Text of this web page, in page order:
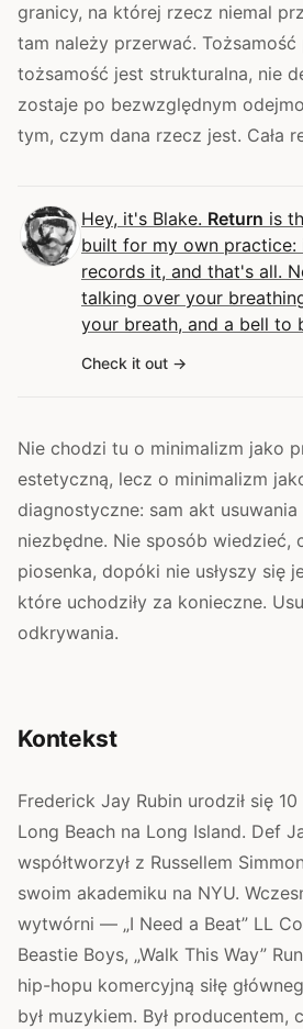
granicy, na której rzecz niemal
tam należy przerwać.
tożsamość jest strukturalna, nie
zostaje po bezwzględnym
tym, czym dana rzecz jest. Cała
Hey, it's Blake. Return is
built for my own practice:
records it, and that's all.
talking over your
your breath, and a bell to
Check it out
Nie chodzi tu o minimalizm jako
estetyczną, lecz o minimalizm
diagnostyczne: sam akt usuwania
niezbędne. Nie sposób wiedzieć,
piosenka, dopóki nie usłyszy się
które uchodziły za konieczne.
odkrywania.
Kontekst
Frederick Jay Rubin urodził się
Long Beach na Long Island. Def
współtworzył z Russellem
swoim akademiku na NYU.
wytwórni — „I Need a Beat” LL
Beastie Boys, „Walk This Way”
hip-hopu komercyjną siłę
był muzykiem. Był producentem,